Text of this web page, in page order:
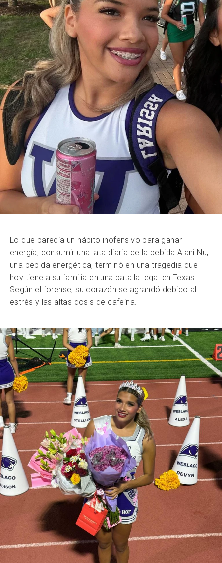
Lo que parecía un hábito inofensivo para ganar
energía, consumir una lata diaria de la bebida Alani Nu,
una bebida energética, terminó en una tragedia que
hoy tiene a su familia en una batalla legal en Texas.
Según el forense, su corazón se agrandó debido al
estrés y las altas dosis de cafeína.